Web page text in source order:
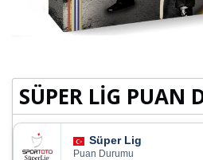
SÜPER LİG PUAN
Süper Lig
Puan Durumu